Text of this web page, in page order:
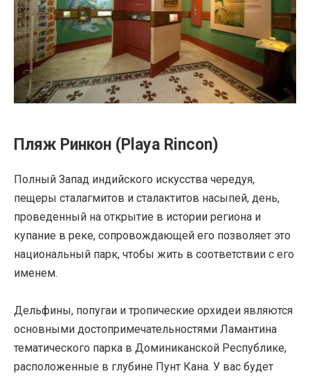
Пляж Ринкон (Playa Rincon)
Полный Запад индийского искусства чередуя,
пещеры сталагмитов и сталактитов насыпей, день,
проведенный на открытие в истории региона и
купание в реке, сопровождающей его позволяет это
национальный парк, чтобы жить в соответствии с его
именем.
Дельфины, попугаи и тропические орхидеи являются
основными достопримечательностями Ламантина
тематического парка в Доминиканской Республике,
расположенные в глубине Пунт Кана. У вас будет